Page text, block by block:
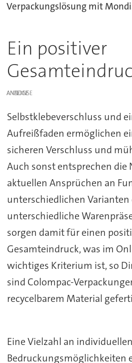
Verpackungslösung mit
Ein positiver
ANZEIGE
Selbstklebeverschluss und
Aufreißfaden ermöglichen
sicheren Verschluss und
Auch sonst entsprechen die
aktuellen Ansprüchen an
unterschiedlichen
unterschiedliche
sorgen damit für einen
Gesamteindruck, was im
wichtiges Kriterium ist, so
sind Colompac-
recycelbarem Material
Eine Vielzahl an individuellen
Bedruckungsmöglichkeiten